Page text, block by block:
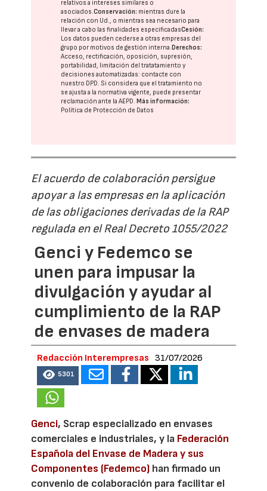
relativos a intereses similares o
asociados.Conservación: mientras dure la
relación con Ud., o mientras sea necesario para
llevar a cabo las finalidades especificadasCesión:
Los datos pueden cederse a otras empresas del
grupo por motivos de gestión interna. Derechos:
Acceso, rectificación, oposición, supresión,
portabilidad, limitación del tratatamiento y
decisiones automatizadas: contacte con
nuestro DPD. Si considera que el tratamiento no
se ajusta a la normativa vigente, puede presentar
reclamación ante laAEPD. Más información:
Política de Protección de Datos
El acuerdo de colaboración persigue
apoyar a las empresas en la aplicación
de las obligaciones derivadas de la RAP
regulada en el Real Decreto 1055/2022
Genci y Fedemco se
unen para impusar la
divulgación y ayudar al
cumplimiento de la RAP
de envases de madera
Redacción Interempresas 31/07/2026
5301
Genci, Scrap especializado en envases
comerciales e industriales, y la Federación
Española del Envase de Madera y sus
Componentes (Fedemco) han firmado un
convenio de colaboración para facilitar el